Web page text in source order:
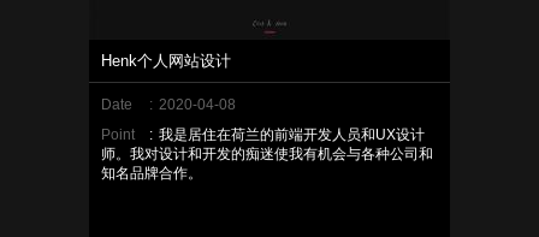
Henk个人网站设计
Date : 2020-04-08
Point
: 我是居住在荷兰的前端开发人员和UX设计
师。我对设计和开发的痴迷使我有机会与各种公司和
知名品牌合作。